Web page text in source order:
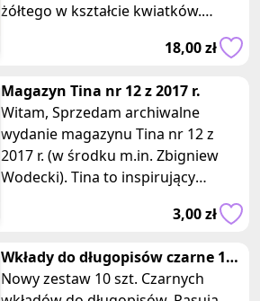
żółtego w kształcie kwiatków.
18,00 zł
Magazyn Tina nr 12 z 2017 r.
Witam, Sprzedam archiwalne
wydanie magazynu Tina nr 12 z
2017 r. (w środku m.in. Zbigniew
Wodecki). Tina to inspirujący
3,00 zł
Wkłady do długopisów czarne 10
szt. do dlugopisow Parker
Nowy zestaw 10 szt. Czarnych